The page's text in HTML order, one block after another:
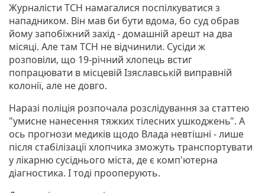
Журналісти ТСН намагалися поспілкуватися з
нападником. Він мав би бути вдома, бо суд обрав
йому запобіжний захід - домашній арешт на два
місяці. Але там ТСН не відчинили. Сусіди ж
розповіли, що 19-річний хлопець встиг
попрацювати в місцевій Ізяславській виправній
колонії, але не довго.
Наразі поліція розпочала розслідування за статтею
"умисне нанесення тяжких тілесних ушкоджень". А
ось прогнози медиків щодо Влада невтішні - лише
після стабілізації хлопчика зможуть транспортувати
у лікарню сусіднього міста, де є комп'ютерна
діагностика. І тоді прооперують.